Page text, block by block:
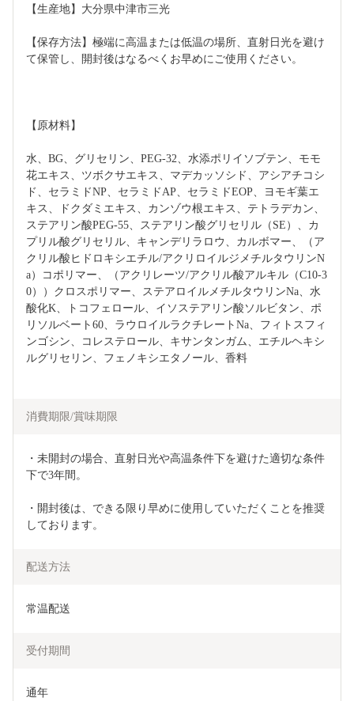
【生産地】大分県中津市三光
【保存方法】極端に高温または低温の場所、直射日光を避け
て保管し、開封後はなるべくお早めにご使用ください。
【原材料】
水、BG、グリセリン、PEG-32、水添ポリイソブテン、モモ
花エキス、ツボクサエキス、マデカッソシド、アシアチコシ
ド、セラミドNP、セラミドAP、セラミドEOP、ヨモギ葉エ
キス、ドクダミエキス、カンゾウ根エキス、テトラデカン、
ステアリン酸PEG-55、ステアリン酸グリセリル（SE）、カ
プリル酸グリセリル、キャンデリラロウ、カルボマー、（ア
クリル酸ヒドロキシエチル/アクリロイルジメチルタウリンN
a）コポリマー、（アクリレーツ/アクリル酸アルキル（C10-3
0））クロスポリマー、ステアロイルメチルタウリンNa、水
酸化K、トコフェロール、イソステアリン酸ソルビタン、ポ
リソルベート60、ラウロイルラクチレートNa、フィトスフィ
ンゴシン、コレステロール、キサンタンガム、エチルヘキシ
ルグリセリン、フェノキシエタノール、香料
消費期限/賞味期限
・未開封の場合、直射日光や高温条件下を避けた適切な条件
下で3年間。
・開封後は、できる限り早めに使用していただくことを推奨
しております。
配送方法
常温配送
受付期間
通年